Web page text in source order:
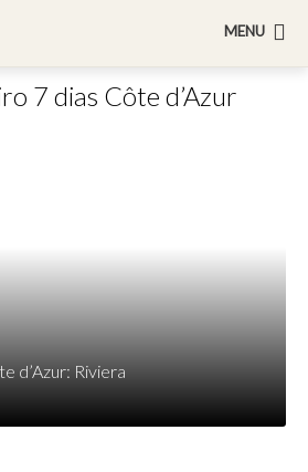
MENU
7 dias Côte d’Azur
d’Azur: Riviera